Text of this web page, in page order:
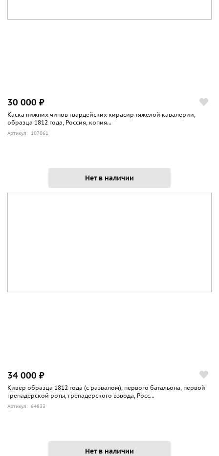
30 000 ₽
Каска нижних чинов гвардейских кирасир тяжелой кавалерии,
образца 1812 года, Россия, копия...
Артикул: 107061
Нет в наличии
34 000 ₽
Кивер образца 1812 года (с развалом), первого батальона, первой
гренадерской роты, гренадерского взвода, Росс...
Артикул: 64833
Нет в наличии